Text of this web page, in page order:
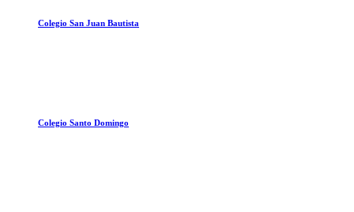
Colegio San Juan Bautista
Colegio Santo Domingo